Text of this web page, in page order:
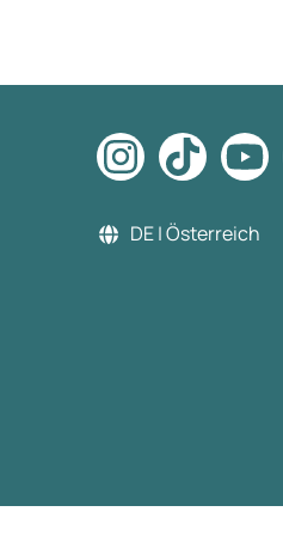
DE | Österreich